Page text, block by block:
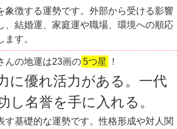
象徴する運勢です。外部から受ける影響
、結婚運、家庭運や職場、環境への順応
ます。
んの地運は23画の5つ星 ！
に優れ活力がある。一代
し名誉を手に入れる。
す基礎的な運勢です。性格形成や対人関